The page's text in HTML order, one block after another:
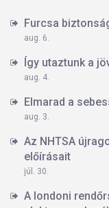
Furcsa
aug. 6.
Így utaztunk a
aug. 4.
Elmarad a
aug. 3.
Az NHTSA
előírásait
júl. 30.
A londoni